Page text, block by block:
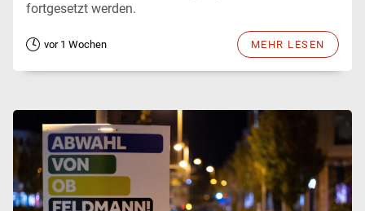
fortgesetzt werden.
vor 1 Wochen MEHR LESEN